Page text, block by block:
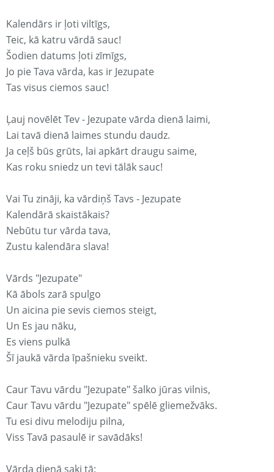
Kalendārs ir ļoti viltīgs,
Teic, kā katru vārdā sauc!
Šodien datums ļoti zīmīgs,
Jo pie Tava vārda, kas ir Jezupate
Tas visus ciemos sauc!
Ļauj novēlēt Tev - Jezupate vārda dienā laimi,
Lai tavā dienā laimes stundu daudz.
Ja ceļš būs grūts, lai apkārt draugu saime,
Kas roku sniedz un tevi tālāk sauc!
Vai Tu zināji, ka vārdiņš Tavs - Jezupate
Kalendārā skaistākais?
Nebūtu tur vārda tava,
Zustu kalendāra slava!
Vārds "Jezupate"
Kā ābols zarā spulgo
Un aicina pie sevis ciemos steigt,
Un Es jau nāku,
Es viens pulkā
Šī jaukā vārda īpašnieku sveikt.
Caur Tavu vārdu "Jezupate" šalko jūras vilnis,
Caur Tavu vārdu "Jezupate" spēlē gliemežvāks.
Tu esi divu melodiju pilna,
Viss Tavā pasaulē ir savādāks!
Vārda dienā saki tā: